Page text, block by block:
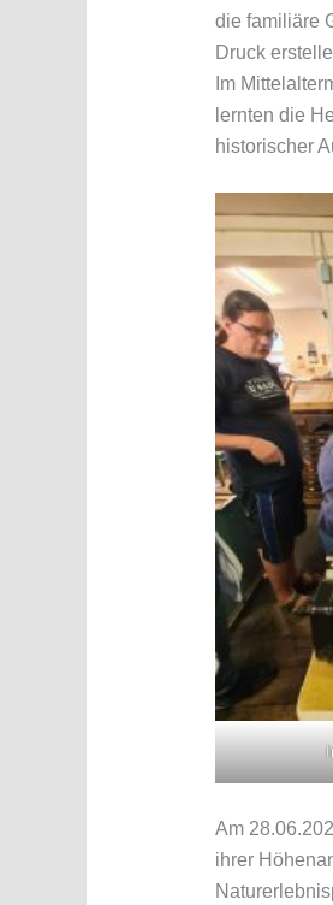
die familiäre
Druck
Im
lernten die
historischer
Am
ihrer